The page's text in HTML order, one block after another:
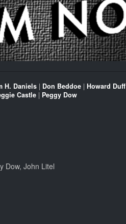
H. Daniels | Don Beddoe | Howard Duff
Castle | Peggy Dow
Dow, John Litel